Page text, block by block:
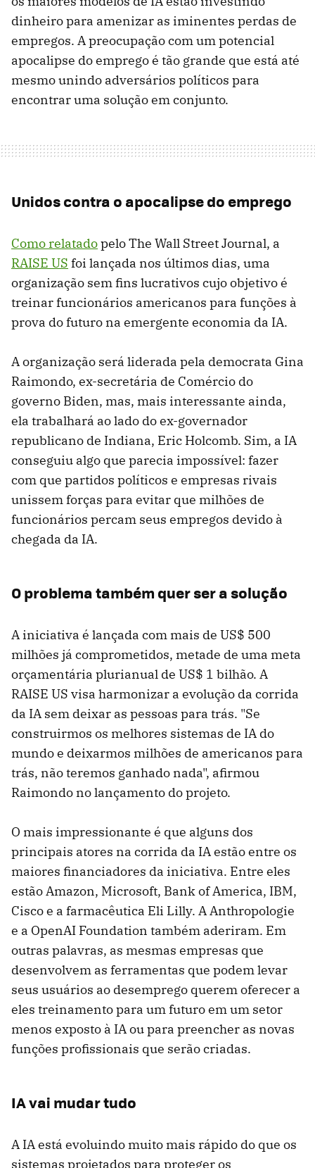
dinheiro para amenizar as iminentes perdas de
empregos. A preocupação com um potencial
apocalipse do emprego é tão grande que está até
mesmo unindo adversários políticos para
encontrar uma solução em conjunto.
Unidos contra o apocalipse do emprego
Como relatadopelo The Wall Street Journal, a
RAISE US foi lançada nos últimos dias, uma
organização sem fins lucrativos cujo objetivo é
treinar funcionários americanos para funções à
prova do futuro na emergente economia da IA.
A organização será liderada pela democrata Gina
Raimondo, ex-secretária de Comércio do
governo Biden, mas, mais interessante ainda,
ela trabalhará ao lado do ex-governador
republicano de Indiana, Eric Holcomb. Sim, a IA
conseguiu algo que parecia impossível: fazer
com que partidos políticos e empresas rivais
unissem forças para evitar que milhões de
funcionários percam seus empregos devido à
chegada da IA.
O problema também quer ser a solução
A iniciativa é lançada com mais de US$ 500
milhões já comprometidos, metade de uma meta
orçamentária plurianual de US$ 1 bilhão. A
RAISE US visa harmonizar a evolução da corrida
da IA ​​sem deixar as pessoas para trás. "Se
construirmos os melhores sistemas de IA do
mundo e deixarmos milhões de americanos para
trás, não teremos ganhado nada", afirmou
Raimondo no lançamento do projeto.
O mais impressionante é que alguns dos
principais atores na corrida da IA ​​estão entre os
maiores financiadores da iniciativa. Entre eles
estão Amazon, Microsoft, Bank of America, IBM,
Cisco e a farmacêutica Eli Lilly. A Anthropologie
e a OpenAI Foundation também aderiram. Em
outras palavras, as mesmas empresas que
desenvolvem as ferramentas que podem levar
seus usuários ao desemprego querem oferecer a
eles treinamento para um futuro em um setor
menos exposto à IA ou para preencher as novas
funções profissionais que serão criadas.
IA vai mudar tudo
A IA está evoluindo muito mais rápido do que os
sistemas projetados para proteger os